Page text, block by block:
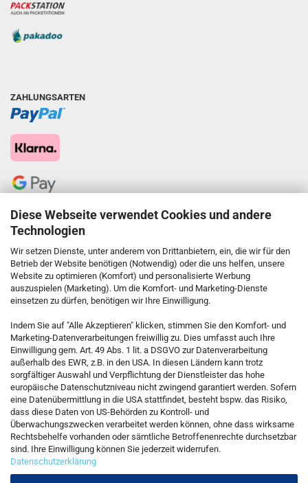
Diese Webseite verwendet Cookies und andere
Technologien
Wir setzen Dienste, unter anderem von Drittanbietern, ein, die wir für den
Betrieb der Website benötigen (Notwendig) oder die uns helfen, unsere
Website zu optimieren (Komfort) und personalisierte Werbung
auszuspielen (Marketing). Um die Komfort- und Marketing-Dienste
einsetzen zu dürfen, benötigen wir Ihre Einwilligung.
Indem Sie auf "Alle Akzeptieren" klicken, stimmen Sie den Komfort- und
Marketing-Datenverarbeitungen freiwillig zu. Dies umfasst auch Ihre
Einwilligung gem. Art. 49 Abs. 1 lit. a DSGVO zur Datenverarbeitung
außerhalb des EWR, z.B. in den USA. In diesen Ländern kann trotz
sorgfältiger Auswahl und Verpflichtung der Dienstleister das hohe
europäische Datenschutzniveau nicht zwingend garantiert werden. Sofern
eine Datenübermittlung in die USA stattfindet, besteht bspw. das Risiko,
dass diese Daten von US-Behörden zu Kontroll- und
Überwachungszwecken verarbeitet werden können, ohne dass wirksame
Rechtsbehelfe vorhanden oder sämtliche Betroffenenrechte durchsetzbar
sind. Ihre Einwilligung können Sie jederzeit widerrufen.
Datenschutzerklärung
ZAHLUNGSARTEN
KONTAKT
Kostenfreie Service-Hotline
0800 5892815
Callback Service
Kontaktformular